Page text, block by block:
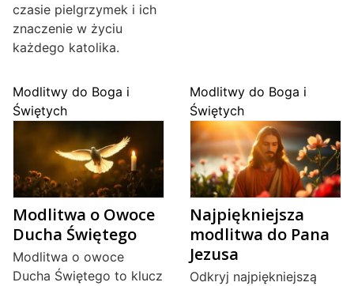
czasie pielgrzymek i ich
znaczenie w życiu
każdego katolika.
Modlitwy do Boga i
Świętych
Modlitwa o Owoce
Ducha Świętego
Modlitwa o owoce
Ducha Świętego to klucz
Modlitwy do Boga i
Świętych
Najpiękniejsza
modlitwa do Pana
Jezusa
Odkryj najpiękniejszą